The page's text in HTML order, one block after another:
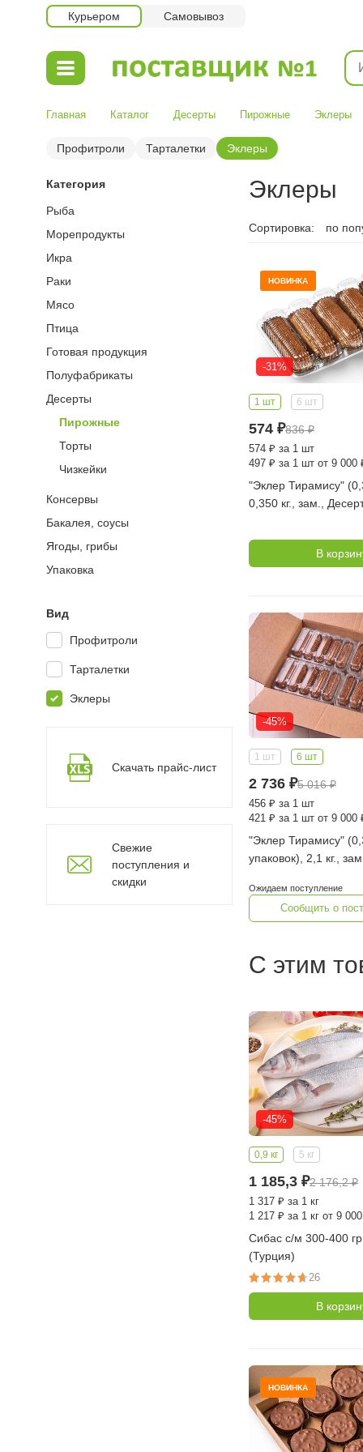
Курьером Самовывоз
Главная Каталог Десерты Пирожные Эклеры
Профитроли Тарталетки Эклеры
Категория
Рыба
Морепродукты
Икра
Раки
Мясо
Птица
Готовая продукция
Полуфабрикаты
Десерты
Пирожные
Торты
Чизкейки
Консервы
Бакалея, соусы
Ягоды, грибы
Упаковка
Вид
Профитроли
Тарталетки
Эклеры
Скачать прайс-лист
Свежие
поступления и
скидки
Эклеры
Сортировка: по
НОВИНКА
-31%
1 шт 6 шт
574 ₽836₽
574 ₽ за 1 шт
497 ₽ за 1 шт от 9 000
"Эклер Тирамису"
0,350 кг., зам.,
В
-45%
1 шт 6 шт
2 736 ₽5 016₽
456 ₽ за 1 шт
421 ₽ за 1 шт от 9 000
"Эклер Тирамису"
упаковок), 2,1 кг.,
Ожидаем поступление
Сообщить о
С этим
-45%
0,9 кг 5 кг
1 185,3 ₽2 176,2₽
1 317 ₽ за 1 кг
1 217 ₽ за 1 кг от 9
Сибас с/м 300-400
(Турция)
26
В
НОВИНКА